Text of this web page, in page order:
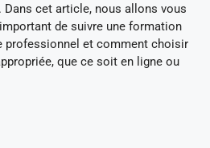
cet article, nous allons vous
de suivre une formation
professionnel et comment choisir
que ce soit en ligne ou